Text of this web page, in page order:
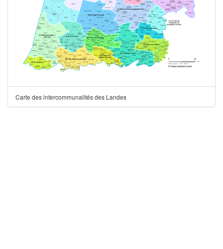
Carte des intercommunalités des Landes